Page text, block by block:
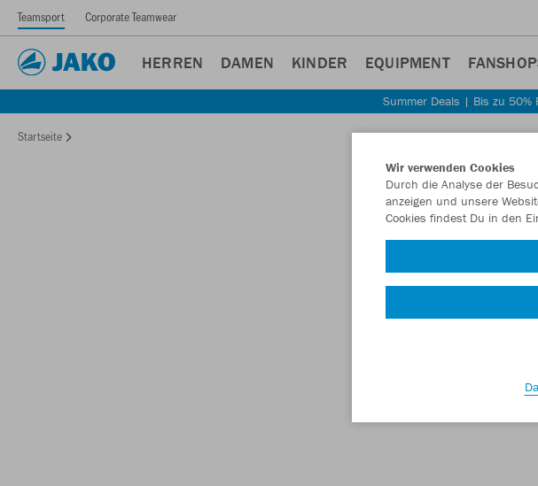
Teamsport Corporate Teamwear
HERREN DAMEN KINDER EQUIPMENT
Summer Deals | Bis zu 50%
Startseite
Wir verwenden Cookies
Durch die Analyse der
anzeigen und unsere
Cookies findest Du in den